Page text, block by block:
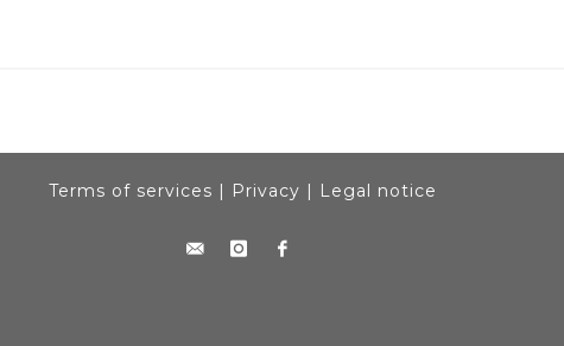
Terms of services | Privacy | Legal notice